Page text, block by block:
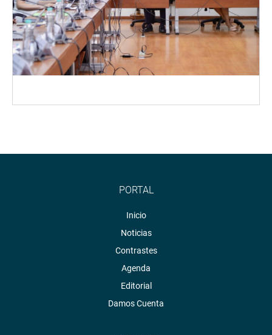
PORTAL
Inicio
Noticias
Contrastes
Agenda
Editorial
Damos Cuenta